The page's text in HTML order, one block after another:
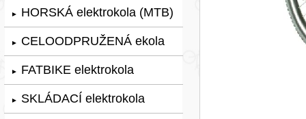
► HORSKÁ elektrokola (MTB)
► CELOODPRUŽENÁ ekola
► FATBIKE elektrokola
► SKLÁDACÍ elektrokola